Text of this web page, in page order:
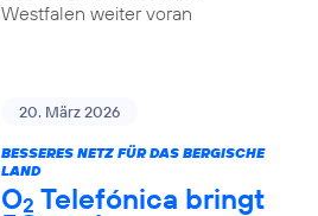
Westfalen weiter voran
20. März 2026
BESSERES NETZ FÜR DAS BERGISCHE
LAND
O2 Telefónica bringt